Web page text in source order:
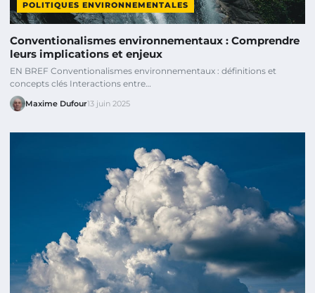
POLITIQUES ENVIRONNEMENTALES
Conventionalismes environnementaux : Comprendre
leurs implications et enjeux
EN BREF Conventionalismes environnementaux : définitions et
concepts clés Interactions entre…
Maxime Dufour13 juin 2025